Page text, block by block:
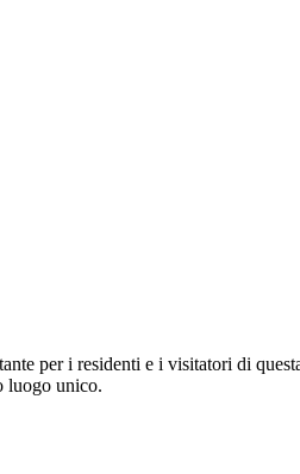
per i residenti e i visitatori di
luogo unico.